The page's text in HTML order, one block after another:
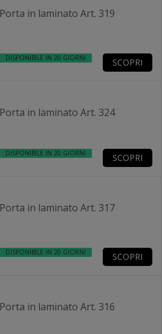
Porta in laminato Art. 319
DISPONIBILE IN 20 GIORNI SCOPRI
Porta in laminato Art. 324
DISPONIBILE IN 20 GIORNI SCOPRI
Porta in laminato Art. 317
DISPONIBILE IN 20 GIORNI SCOPRI
Porta in laminato Art. 316